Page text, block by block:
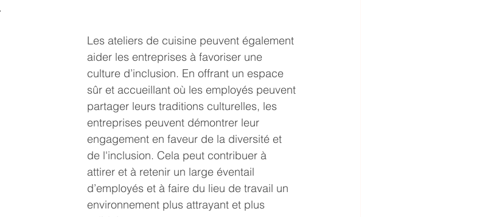
Les ateliers de cuisine peuvent également
aider les entreprises à favoriser une
culture d’inclusion. En offrant un espace
sûr et accueillant où les employés peuvent
partager leurs traditions culturelles, les
entreprises peuvent démontrer leur
engagement en faveur de la diversité et
de l'inclusion. Cela peut contribuer à
attirer et à retenir un large éventail
d’employés et à faire du lieu de travail un
environnement plus attrayant et plus